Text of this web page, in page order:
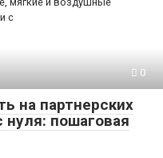
с
0
на партнерских
нуля: пошаговая